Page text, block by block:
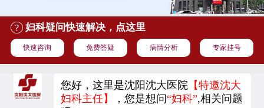
妇科疑问快速解决，点这里
快速咨询 免费答疑 病情分析 专家挂号
您好，这里是沈阳沈大医院 【特邀沈大
妇科主任】
，您是想问“妇科”,相关问题